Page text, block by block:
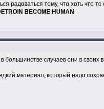
радоваться тому, что хоть что
BECOME HUMAN
большинстве случаев они в
материал, который надо